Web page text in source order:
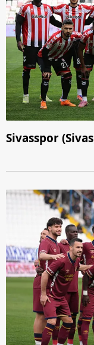
Sivasspor